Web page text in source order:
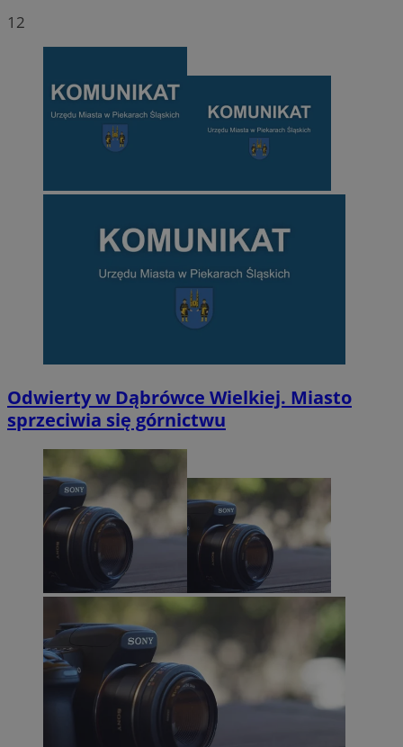
12
Odwierty w Dąbrówce Wielkiej. Miasto
sprzeciwia się górnictwu